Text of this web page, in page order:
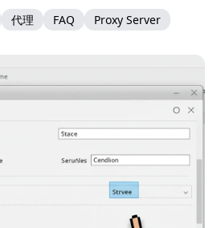
代理 FAQ Proxy Server